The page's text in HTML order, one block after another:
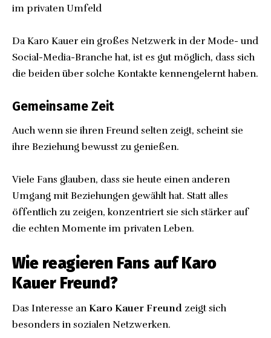
im privaten Umfeld
Da Karo Kauer ein großes Netzwerk in der Mode- und
Social-Media-Branche hat, ist es gut möglich, dass sich
die beiden über solche Kontakte kennengelernt haben.
Gemeinsame Zeit
Auch wenn sie ihren Freund selten zeigt, scheint sie
ihre Beziehung bewusst zu genießen.
Viele Fans glauben, dass sie heute einen anderen
Umgang mit Beziehungen gewählt hat. Statt alles
öffentlich zu zeigen, konzentriert sie sich stärker auf
die echten Momente im privaten Leben.
Wie reagieren Fans auf Karo
Kauer Freund?
Das Interesse an Karo Kauer Freund zeigt sich
besonders in sozialen Netzwerken.